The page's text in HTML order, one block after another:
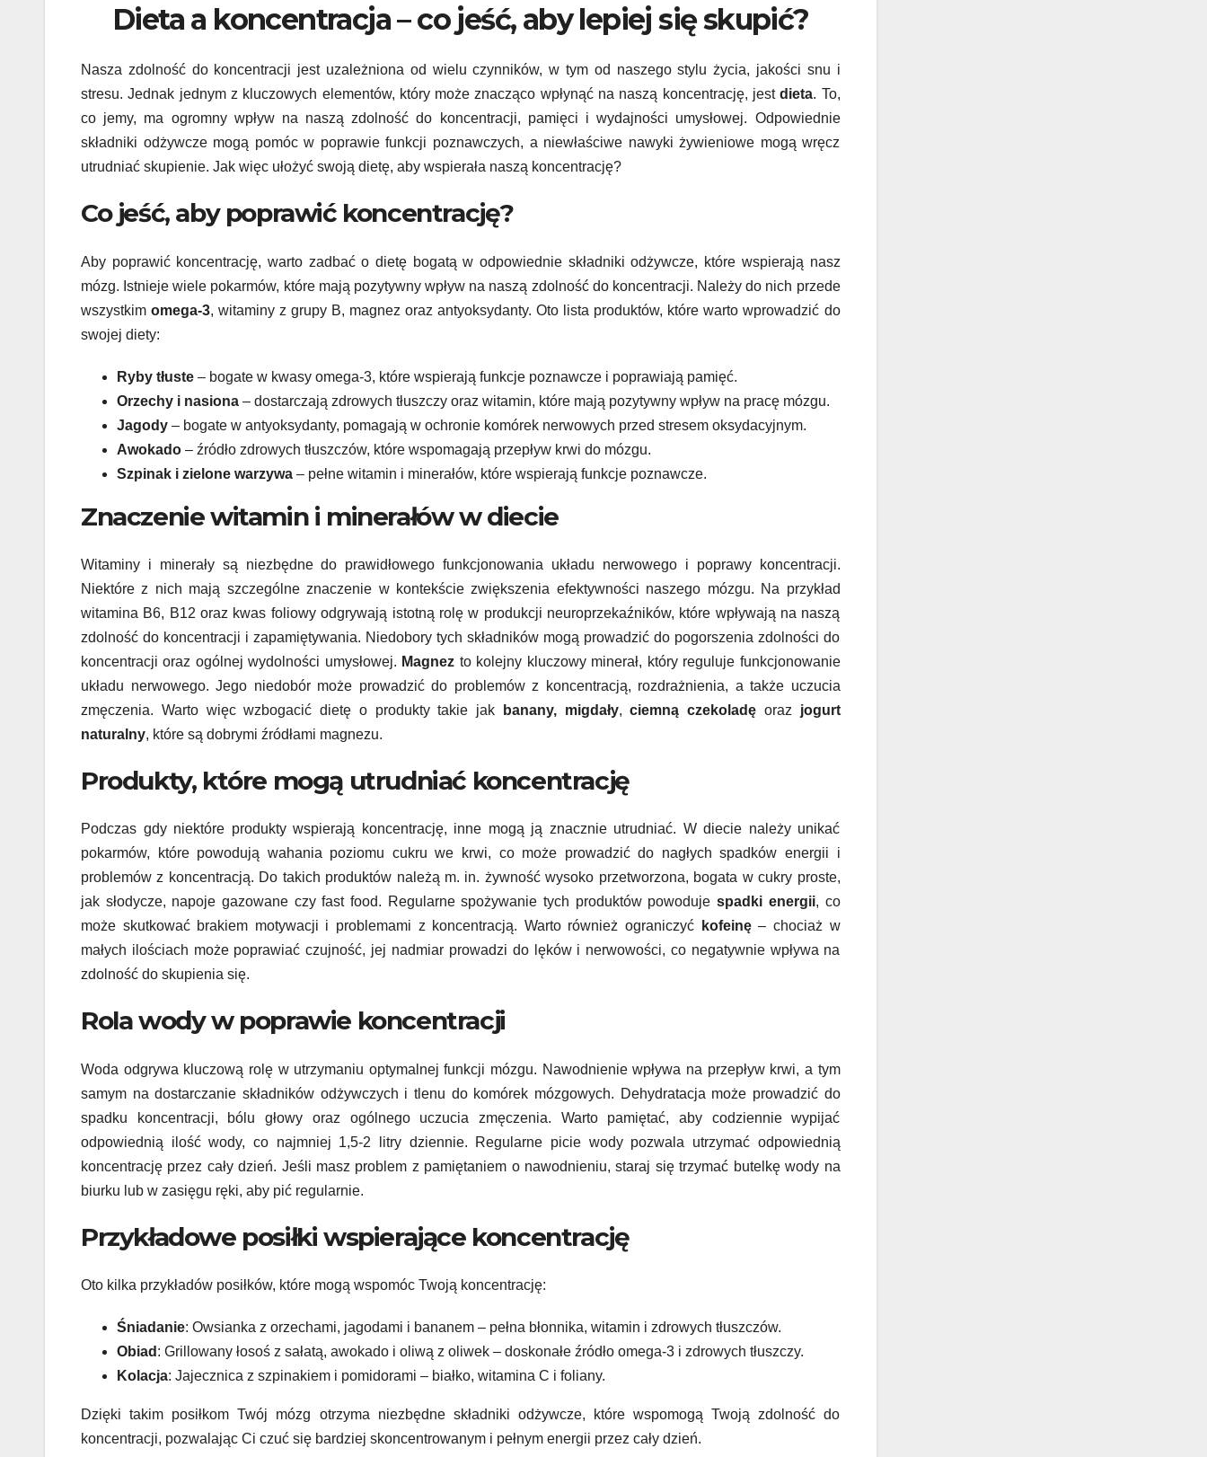
Dieta a koncentracja – co jeść, aby lepiej się skupić?
Nasza zdolność do koncentracji jest uzależniona od wielu czynników, w tym od naszego stylu życia, jakości snu i
stresu. Jednak jednym z kluczowych elementów, który może znacząco wpłynąć na naszą koncentrację, jestdieta. To,
co jemy, ma ogromny wpływ na naszą zdolność do koncentracji, pamięci i wydajności umysłowej. Odpowiednie
składniki odżywcze mogą pomóc w poprawie funkcji poznawczych, a niewłaściwe nawyki żywieniowe mogą wręcz
utrudniać skupienie. Jak więc ułożyć swoją dietę, aby wspierała naszą koncentrację?
Co jeść, aby poprawić koncentrację?
Aby poprawić koncentrację, warto zadbać o dietę bogatą w odpowiednie składniki odżywcze, które wspierają nasz
mózg. Istnieje wiele pokarmów, które mają pozytywny wpływ na naszą zdolność do koncentracji. Należy do nich przede
wszystkimomega-3, witaminy z grupy B, magnez oraz antyoksydanty. Oto lista produktów, które warto wprowadzić do
swojej diety:
Ryby tłuste – bogate w kwasy omega-3, które wspierają funkcje poznawcze i poprawiają pamięć.
Orzechy i nasiona – dostarczają zdrowych tłuszczy oraz witamin, które mają pozytywny wpływ na pracę mózgu.
Jagody – bogate w antyoksydanty, pomagają w ochronie komórek nerwowych przed stresem oksydacyjnym.
Awokado – źródło zdrowych tłuszczów, które wspomagają przepływ krwi do mózgu.
Szpinak i zielone warzywa – pełne witamin i minerałów, które wspierają funkcje poznawcze.
Znaczenie witamin i minerałów w diecie
Witaminy i minerały są niezbędne do prawidłowego funkcjonowania układu nerwowego i poprawy koncentracji.
Niektóre z nich mają szczególne znaczenie w kontekście zwiększenia efektywności naszego mózgu. Na przykład
witamina B6, B12 oraz kwas foliowy odgrywają istotną rolę w produkcji neuroprzekaźników, które wpływają na naszą
zdolność do koncentracji i zapamiętywania. Niedobory tych składników mogą prowadzić do pogorszenia zdolności do
koncentracji oraz ogólnej wydolności umysłowej. Magnez to kolejny kluczowy minerał, który reguluje funkcjonowanie
układu nerwowego. Jego niedobór może prowadzić do problemów z koncentracją, rozdrażnienia, a także uczucia
zmęczenia. Warto więc wzbogacić dietę o produkty takie jak
banany, migdały,ciemną czekoladę oraz jogurt
naturalny, które są dobrymi źródłami magnezu.
Produkty, które mogą utrudniać koncentrację
Podczas gdy niektóre produkty wspierają koncentrację, inne mogą ją znacznie utrudniać. W diecie należy unikać
pokarmów, które powodują wahania poziomu cukru we krwi, co może prowadzić do nagłych spadków energii i
problemów z koncentracją. Do takich produktów należą m. in. żywność wysoko przetworzona, bogata w cukry proste,
jak słodycze, napoje gazowane czy fast food. Regularne spożywanie tych produktów powodujespadki energii, co
może skutkować brakiem motywacji i problemami z koncentracją. Warto również ograniczyć
kofeinę– chociaż w
małych ilościach może poprawiać czujność, jej nadmiar prowadzi do lęków i nerwowości, co negatywnie wpływa na
zdolność do skupienia się.
Rola wody w poprawie koncentracji
Woda odgrywa kluczową rolę w utrzymaniu optymalnej funkcji mózgu. Nawodnienie wpływa na przepływ krwi, a tym
samym na dostarczanie składników odżywczych i tlenu do komórek mózgowych. Dehydratacja może prowadzić do
spadku koncentracji, bólu głowy oraz ogólnego uczucia zmęczenia. Warto pamiętać, aby codziennie wypijać
odpowiednią ilość wody, co najmniej 1,5-2 litry dziennie. Regularne picie wody pozwala utrzymać odpowiednią
koncentrację przez cały dzień. Jeśli masz problem z pamiętaniem o nawodnieniu, staraj się trzymać butelkę wody na
biurku lub w zasięgu ręki, aby pić regularnie.
Przykładowe posiłki wspierające koncentrację
Oto kilka przykładów posiłków, które mogą wspomóc Twoją koncentrację:
Śniadanie: Owsianka z orzechami, jagodami i bananem – pełna błonnika, witamin i zdrowych tłuszczów.
Obiad : Grillowany łosoś z sałatą, awokado i oliwą z oliwek – doskonałe źródło omega-3 i zdrowych tłuszczy.
Kolacja: Jajecznica z szpinakiem i pomidorami – białko, witamina C i foliany.
Dzięki takim posiłkom Twój mózg otrzyma niezbędne składniki odżywcze, które wspomogą Twoją zdolność do
koncentracji, pozwalając Ci czuć się bardziej skoncentrowanym i pełnym energii przez cały dzień.